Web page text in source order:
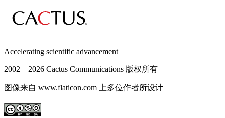
Accelerating scientific advancement
2002—2026 Cactus Communications 版权所有
图像来自 www.flaticon.com 上多位作者所设计